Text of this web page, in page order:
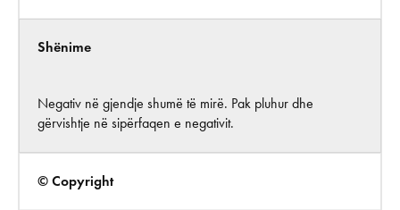
Shënime
Negativ në gjendje shumë të mirë. Pak pluhur dhe
gërvishtje në sipërfaqen e negativit.
© Copyright